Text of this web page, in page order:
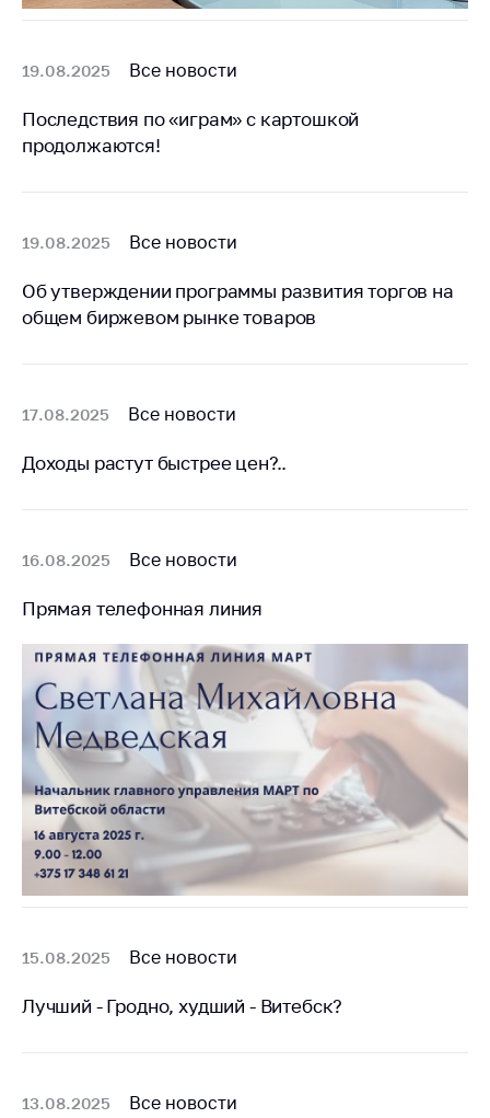
антимонопольного
политики
19.08.2025 Все новости
Последствия по «играм» с картошкой
продолжаются!
19.08.2025 Все новости
Об утверждении программы развития торгов на
общем биржевом рынке товаров
17.08.2025 Все новости
Доходы растут быстрее цен?..
16.08.2025 Все новости
Прямая телефонная линия
15.08.2025 Все новости
Лучший - Гродно, худший - Витебск?
13.08.2025 Все новости